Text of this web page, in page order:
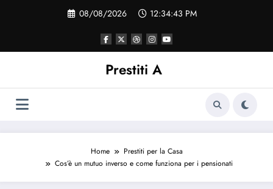
08/08/2026 12:34:43 PM
Prestiti A
Home
Prestiti per la Casa
Cos’è un mutuo inverso e come funziona per i pensionati